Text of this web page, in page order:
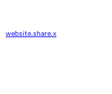
website.share.x